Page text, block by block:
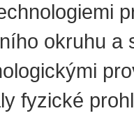
okruhu a
fyzické